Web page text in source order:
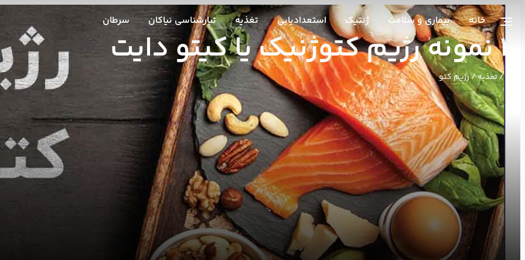
خانه بیماری و سلامت ژنتیک استعدادیابی تغذیه تبارشناسی نیاکان سرطان
3 نمونه رژیم کتوژنیک یا کیتو دایت
/تغذیه/ رژیم کتو